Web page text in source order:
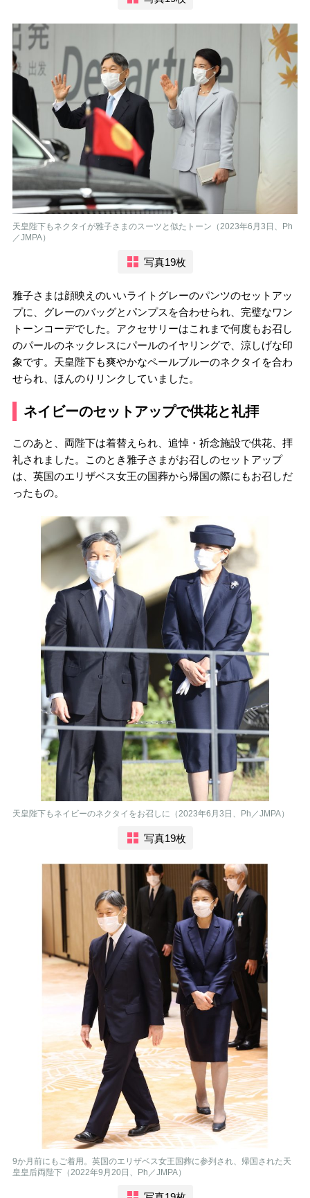
天皇陛下もネクタイが雅子さまのスーツと似たトーン（2023年6月3日、Ph
／JMPA）
写真19枚
雅子さまは顔映えのいいライトグレーのパンツのセットアッ
プに、グレーのバッグとパンプスを合わせられ、完璧なワン
トーンコーデでした。アクセサリーはこれまで何度もお召し
のパールのネックレスにパールのイヤリングで、涼しげな印
象です。天皇陛下も爽やかなペールブルーのネクタイを合わ
せられ、ほんのりリンクしていました。
ネイビーのセットアップで供花と礼拝
このあと、両陛下は着替えられ、追悼・祈念施設で供花、拝
礼されました。このとき雅子さまがお召しのセットアップ
は、英国のエリザベス女王の国葬から帰国の際にもお召しだ
ったもの。
天皇陛下もネイビーのネクタイをお召しに（2023年6月3日、Ph／JMPA）
写真19枚
9か月前にもご着用。英国のエリザベス女王国葬に参列され、帰国された天
皇皇后両陛下（2022年9月20日、Ph／JMPA）